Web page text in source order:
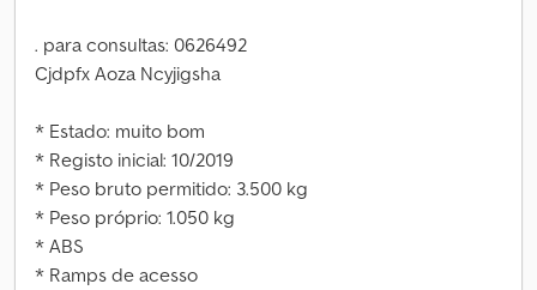
. para consultas: 0626492
Cjdpfx Aoza Ncyjigsha
* Estado: muito bom
* Registo inicial: 10/2019
* Peso bruto permitido: 3.500 kg
* Peso próprio: 1.050 kg
* ABS
* Ramps de acesso